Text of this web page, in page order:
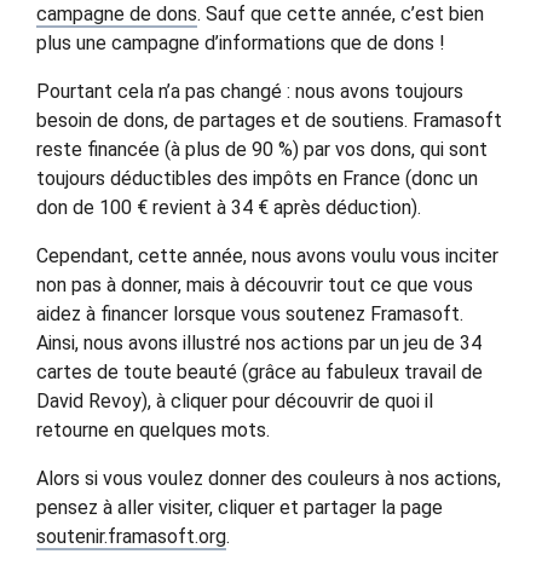
campagne de dons. Sauf que cette année, c’est bien
plus une campagne d’informations que de dons !
Pourtant cela n’a pas changé : nous avons toujours
besoin de dons, de partages et de soutiens. Framasoft
reste financée (à plus de 90 %) par vos dons, qui sont
toujours déductibles des impôts en France (donc un
don de 100 € revient à 34 € après déduction).
Cependant, cette année, nous avons voulu vous inciter
non pas à donner, mais à découvrir tout ce que vous
aidez à financer lorsque vous soutenez Framasoft.
Ainsi, nous avons illustré nos actions par un jeu de 34
cartes de toute beauté (grâce au fabuleux travail de
David Revoy), à cliquer pour découvrir de quoi il
retourne en quelques mots.
Alors si vous voulez donner des couleurs à nos actions,
pensez à aller visiter, cliquer et partager la page
soutenir.framasoft.org.